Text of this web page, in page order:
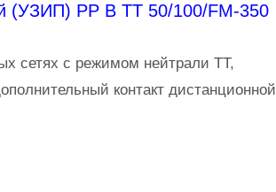
(УЗИП) PP B TT 50/100/FM-350
сетях с режимом нейтрали TT,
контакт дистанционной